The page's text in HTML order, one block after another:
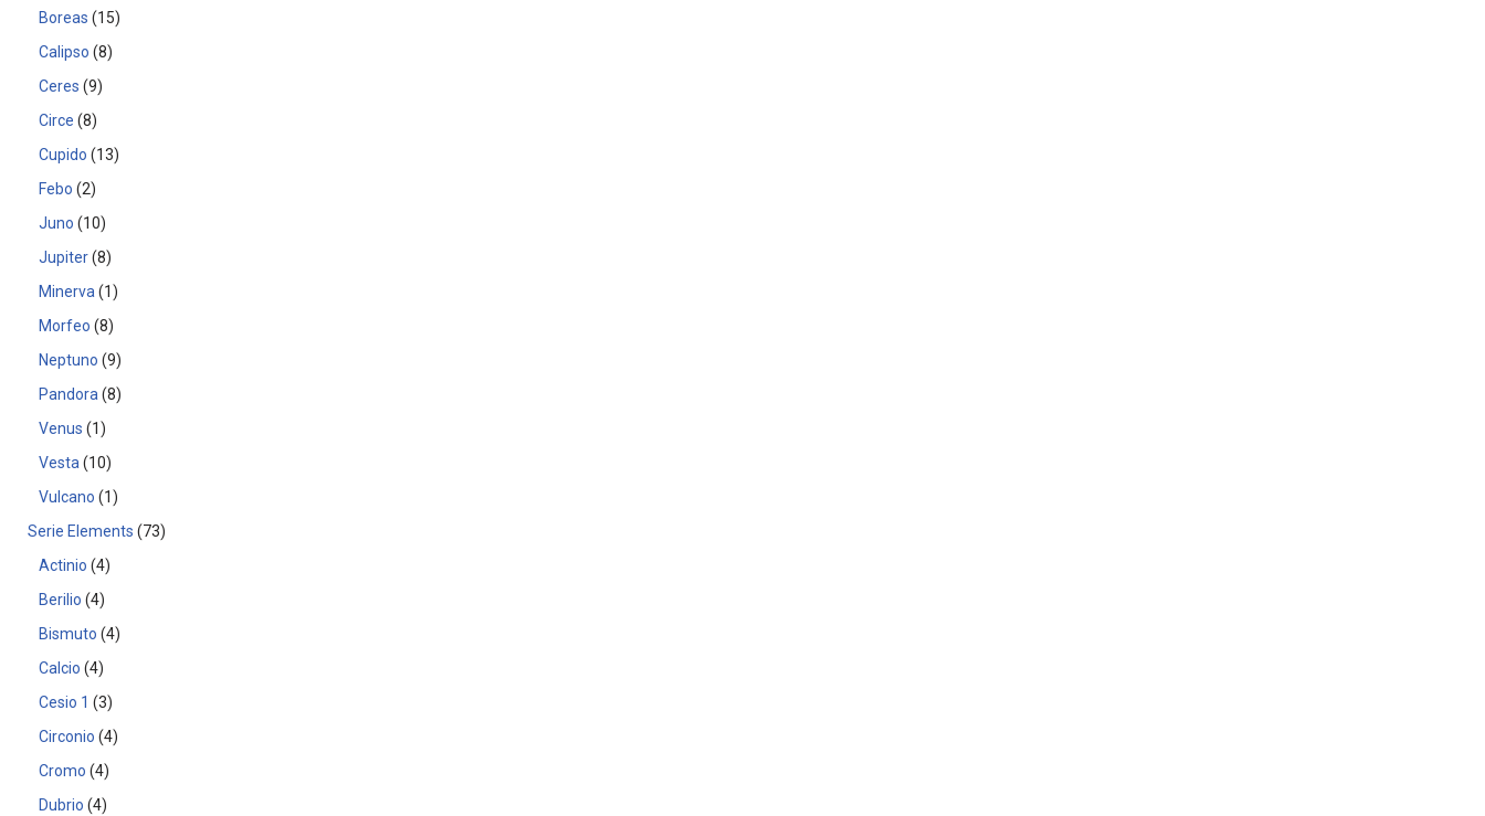
Boreas
15
Calipso 8
Ceres 9
Circe 8
Cupido
13
Febo 2
Juno
10
Jupiter 8
Minerva
1
Morfeo 8
Neptuno 9
Pandora 8
Venus
1
Vesta
10
Vulcano
1
Serie Elements
73
Actinio 4
Berilio 4
Bismuto 4
Calcio 4
Cesio 1
3
Circonio 4
Cromo 4
Dubrio 4